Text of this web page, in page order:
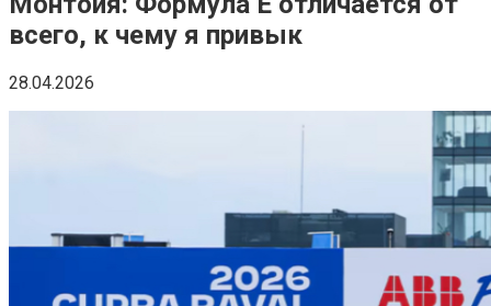
всего, к чему я привык
28.04.2026